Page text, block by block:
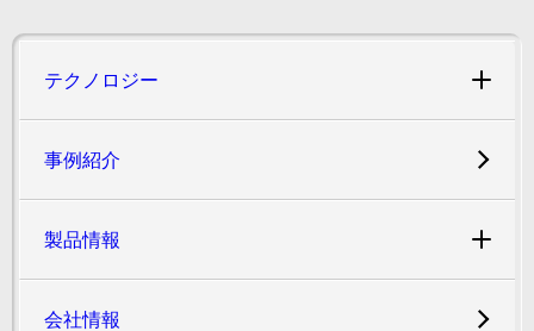
テクノロジー
事例紹介
製品情報
会社情報